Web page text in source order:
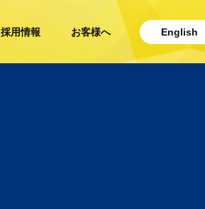
採用情報 お客様へ English